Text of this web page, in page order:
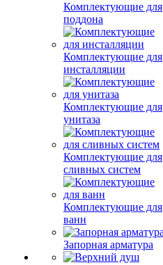
Комплектующие для
поддона
Комплектующие для
инсталляции
Комплектующие для
унитаза
Комплектующие для
сливных систем
Комплектующие для
ванн
Запорная арматура